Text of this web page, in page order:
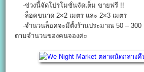
-ช่วงนี้จัดโปรโมชั่นจัดเต็ม ขายฟรี !!
-ล็อคขนาด 2×2 เมตร และ 2×3 เมตร
-จำนวนล็อคจะมีตั้งร้านประมาณ 50 – 300
ตามจำนวนของคนจองค่ะ